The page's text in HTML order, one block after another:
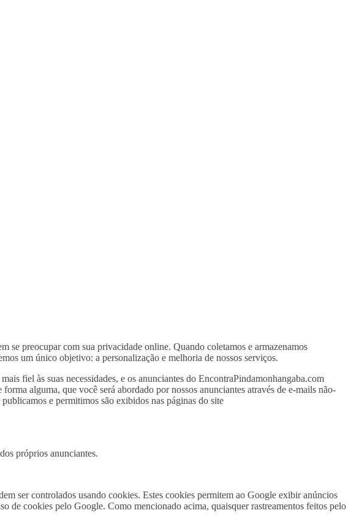
se preocupar com sua privacidade online. Quando coletamos e armazenamos
um único objetivo: a personalização e melhoria de nossos serviços.
fiel às suas necessidades, e os anunciantes do EncontraPindamonhangaba.com
alguma, que você será abordado por nossos anunciantes através de e-mails não-
e permitimos são exibidos nas páginas do site
próprios anunciantes.
ser controlados usando cookies. Estes cookies permitem ao Google exibir anúncios
de cookies pelo Google. Como mencionado acima, quaisquer rastreamentos feitos pelo